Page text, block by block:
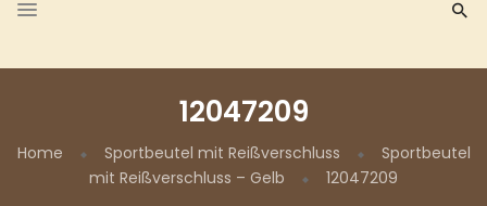
12047209
Home Sportbeutel mit Reißverschluss
Sportbeutel
mit Reißverschluss – Gelb
12047209